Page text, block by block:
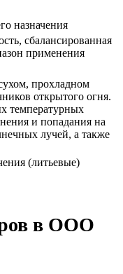
назначения
сбалансированная
применения
прохладном
открытого огня.
температурных
и попадания на
лучей, а также
(литьевые)
в ООО